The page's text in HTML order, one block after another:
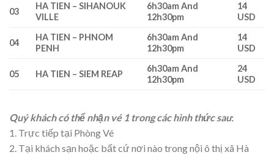
03
HA TIEN – SIHANOUK
VILLE
6h30am And
12h30pm
14
USD
04
HA TIEN – PHNOM
PENH
6h30am And
12h30pm
14
USD
05 HA TIEN – SIEM REAP
6h30am And
12h30pm
24
USD
Quý khách có thể nhận vé 1 trong các hình thức sau:
1. Trực tiếp tại Phòng Vé
2. Tại khách sạn hoặc bất cứ nơi nào trong nội ô thị xã Hà